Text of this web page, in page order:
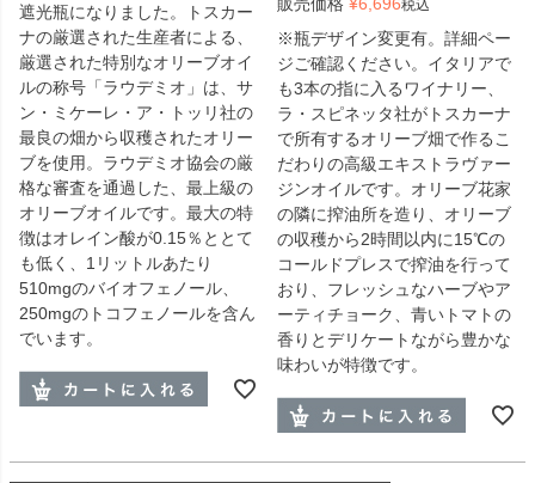
遮光瓶になりました。トスカー
ナの厳選された生産者による、
厳選された特別なオリーブオイ
ルの称号「ラウデミオ」は、サ
ン・ミケーレ・ア・トッリ社の
最良の畑から収穫されたオリー
ブを使用。ラウデミオ協会の厳
格な審査を通過した、最上級の
オリーブオイルです。最大の特
徴はオレイン酸が0.15％ととて
も低く、1リットルあたり
510mgのバイオフェノール、
250mgのトコフェノールを含ん
でいます。
税込
※瓶デザイン変更有。詳細ペー
ジご確認ください。イタリアで
も3本の指に入るワイナリー、
ラ・スピネッタ社がトスカーナ
で所有するオリーブ畑で作るこ
だわりの高級エキストラヴァー
ジンオイルです。オリーブ花家
の隣に搾油所を造り、オリーブ
の収穫から2時間以内に15℃の
コールドプレスで搾油を行って
おり、フレッシュなハーブやア
ーティチョーク、青いトマトの
香りとデリケートながら豊かな
味わいが特徴です。